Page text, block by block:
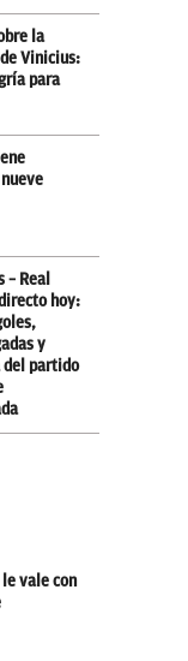
la
Vinicius:
para
– Real
hoy:
y
del partido
vale con